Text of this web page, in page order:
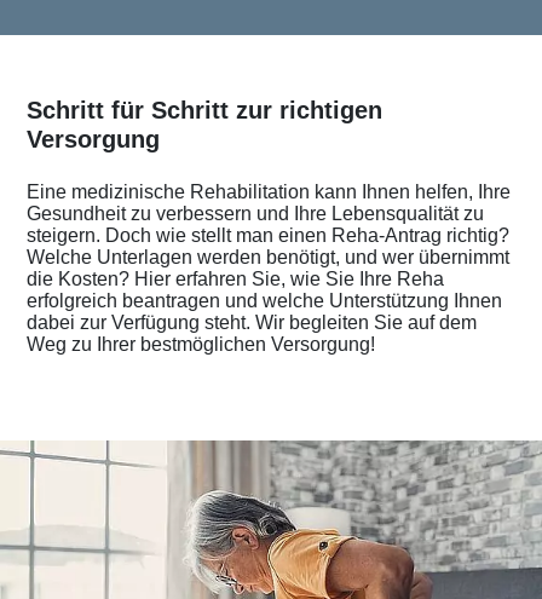
Schritt für Schritt zur richtigen
Versorgung
Eine medizinische Rehabilitation kann Ihnen helfen, Ihre
Gesundheit zu verbessern und Ihre Lebensqualität zu
steigern. Doch wie stellt man einen Reha-Antrag richtig?
Welche Unterlagen werden benötigt, und wer übernimmt
die Kosten? Hier erfahren Sie, wie Sie Ihre Reha
erfolgreich beantragen und welche Unterstützung Ihnen
dabei zur Verfügung steht. Wir begleiten Sie auf dem
Weg zu Ihrer bestmöglichen Versorgung!